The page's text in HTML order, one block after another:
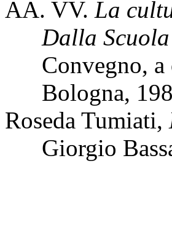
AA. VV. La
Dalla
Convegno,
Bologna,
Roseda Tumiati,
Giorgio